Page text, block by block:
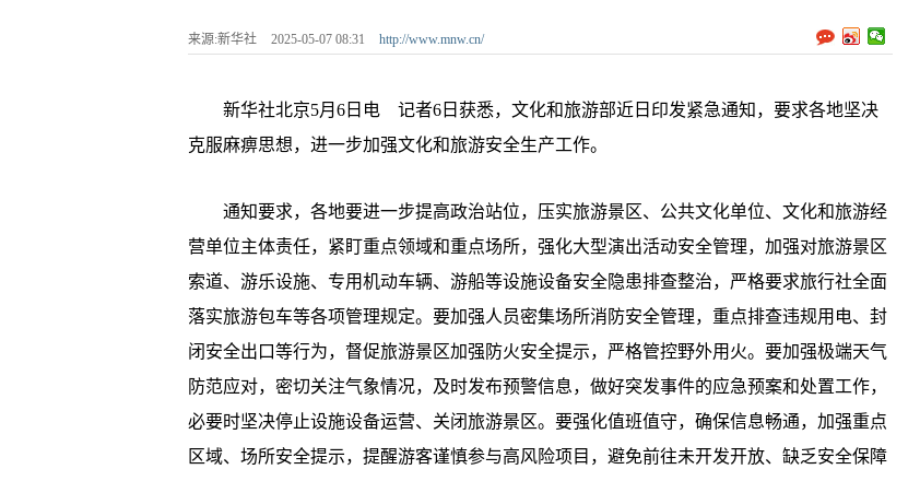
来源:新华社 2025-05-07 08:31 http://www.mnw.cn/
新华社北京5月6日电 记者6日获悉，文化和旅游部近日印发紧急通知，要求各地坚决
克服麻痹思想，进一步加强文化和旅游安全生产工作。
通知要求，各地要进一步提高政治站位，压实旅游景区、公共文化单位、文化和旅游经
营单位主体责任，紧盯重点领域和重点场所，强化大型演出活动安全管理，加强对旅游景区
索道、游乐设施、专用机动车辆、游船等设施设备安全隐患排查整治，严格要求旅行社全面
落实旅游包车等各项管理规定。要加强人员密集场所消防安全管理，重点排查违规用电、封
闭安全出口等行为，督促旅游景区加强防火安全提示，严格管控野外用火。要加强极端天气
防范应对，密切关注气象情况，及时发布预警信息，做好突发事件的应急预案和处置工作，
必要时坚决停止设施设备运营、关闭旅游景区。要强化值班值守，确保信息畅通，加强重点
区域、场所安全提示，提醒游客谨慎参与高风险项目，避免前往未开发开放、缺乏安全保障